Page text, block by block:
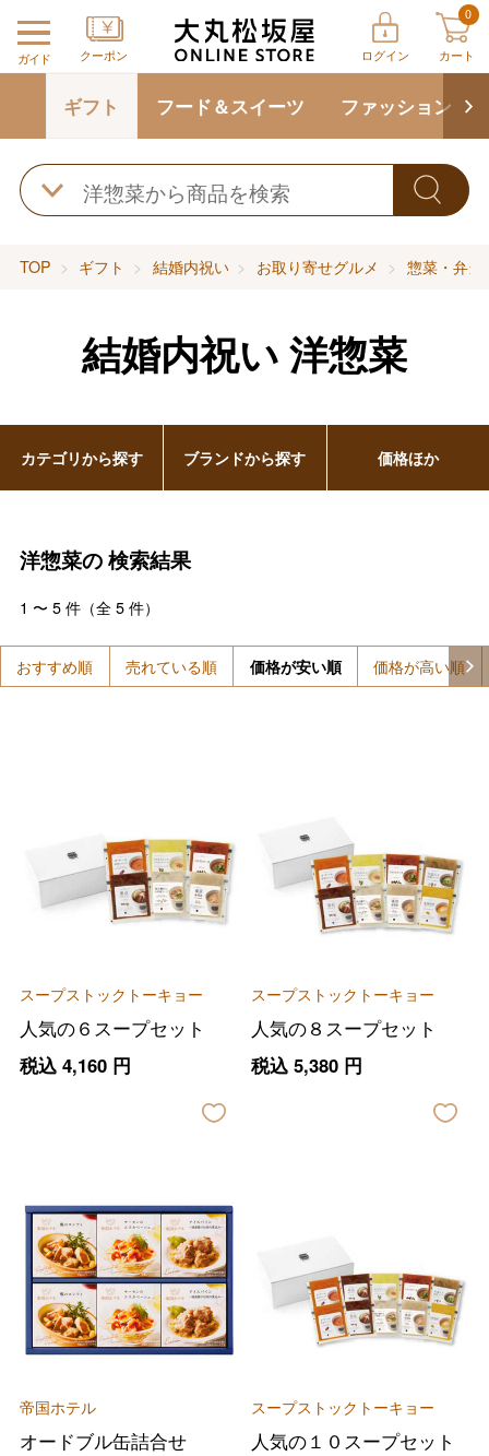
ガイド クーポン ログイン
0
カート
ギフト フード＆スイーツ ファッション
TOP ギフト 結婚内祝い お取り寄せグルメ 惣菜・弁当
結婚内祝い 洋惣菜
洋惣菜の検索結果
1 〜 5件（全 5件）
おすすめ順 売れている順 価格が安い順 価格が高い順
スープストックトーキョー
人気の６スープセット
税込 4,160円
スープストックトーキョー
人気の８スープセット
税込 5,380円
帝国ホテル
オードブル缶詰合せ
スープストックトーキョー
人気の１０スープセット
カテゴリから探す ブランドから探す 価格ほか